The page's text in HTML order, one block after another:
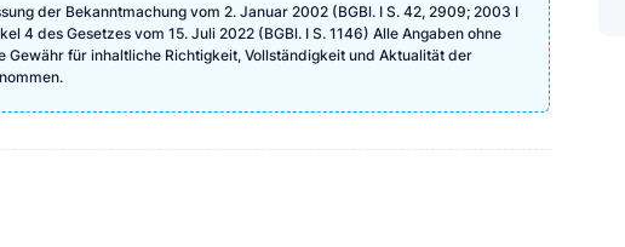
der Bekanntmachung vom 2. Januar 2002 (BGBl. I S. 42, 2909; 2003 I
4 des Gesetzes vom 15. Juli 2022 (BGBl. I S. 1146) Alle Angaben ohne
Gewähr für inhaltliche Richtigkeit, Vollständigkeit und Aktualität der